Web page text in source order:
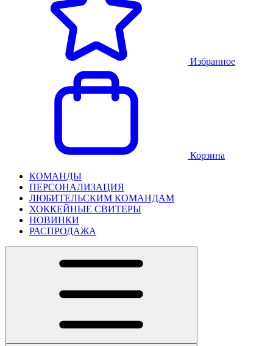
Избранное
Корзина
КОМАНДЫ
ПЕРСОНАЛИЗАЦИЯ
ЛЮБИТЕЛЬСКИМ КОМАНДАМ
ХОККЕЙНЫЕ СВИТЕРЫ
НОВИНКИ
РАСПРОДАЖА